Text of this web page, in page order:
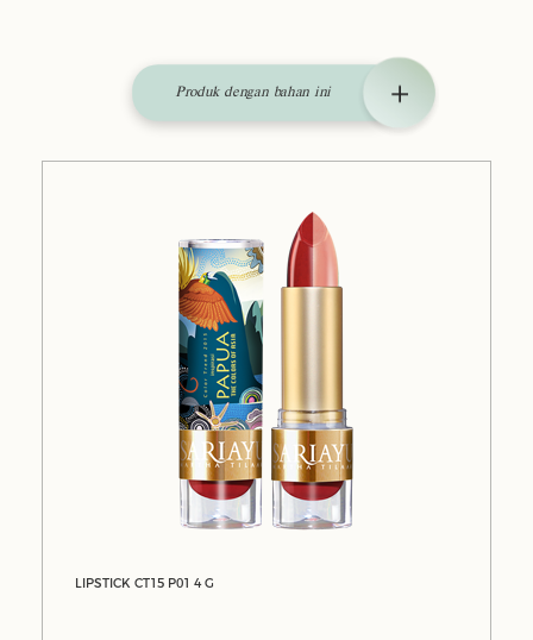
Produk dengan bahan ini
LIPSTICK CT15 P01 4 G